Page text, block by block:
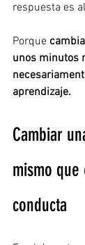
respuesta es
Porque
unos minutos
aprendizaje.
Cambiar
mismo que
conducta